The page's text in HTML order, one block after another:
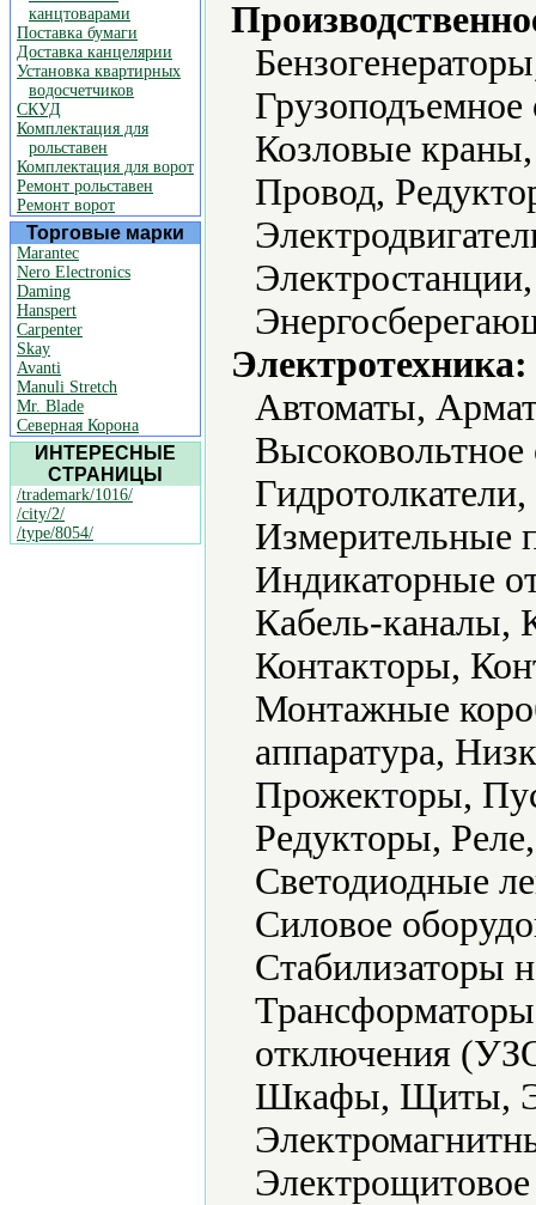
канцтоварами
Поставка бумаги
Доставка канцелярии
Установка квартирных
водосчетчиков
СКУД
Комплектация для
рольставен
Комплектация для ворот
Ремонт рольставен
Ремонт ворот
Торговые марки
Marantec
Nero Electronics
Daming
Hanspert
Carpenter
Skay
Avanti
Manuli Stretch
Mr. Blade
Северная Корона
ИНТЕРЕСНЫЕ
СТРАНИЦЫ
/trademark/1016/
/city/2/
/type/8054/
Козловые
Провод,
Электротехника:
Автоматы,
Высоковольтное
Измерительные
Индикаторные
Кабель-каналы,
Контакторы,
Монтажные
аппаратура,
Прожекторы,
Редукторы,
Светодиодные
Силовое
Стабилизаторы
отключения
Шкафы, Щиты,